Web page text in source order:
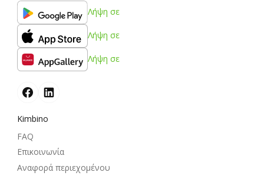
Λήψη σε
Λήψη σε
Λήψη σε
Kimbino
FAQ
Επικοινωνία
Αναφορά περιεχομένου